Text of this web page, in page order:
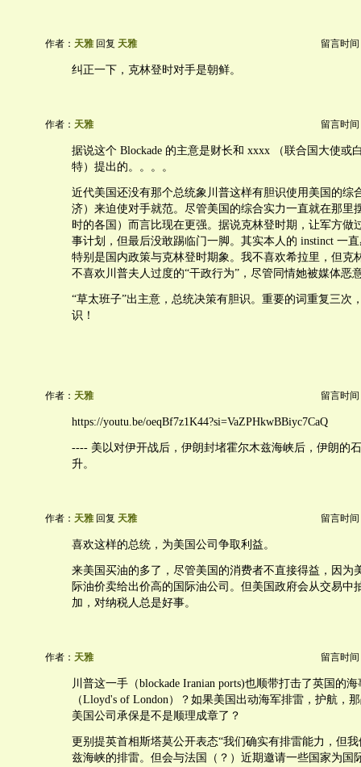
作者： 天雅 回复 天雅 留言时间
纠正一下，克林登时对手是朝鲜。
作者： 天雅 留言时间
据说这个 Blockade 的主意是财长和 xxxx （联合国大使或
特）提出的。。。。
近代美国还没有那个总统象川普这样有胆识使用美国的综
济）来迫使对手就范。尽管美国的综合实力一直就在那里
时的各国）而言比现在更强。据说克林登时期，让军方做
事计划，但最后没敢踢临门一脚。其实本人的 instinct 一
特别是国内政策与克林登时期象。我不喜欢希拉里，但克
不喜欢川普夫人过度的“干政行为”，尽管同情她被媒体恶
“草太班子”出主意，总统决策有胆识。重要的词重复三次
识！
作者： 天雅 留言时间
https://youtu.be/oeqBf7z1K44?si=VaZPHkwBBiyc7CaQ
---- 美以对伊开战后，伊朗封堵霍尔木兹海峡后，伊朗的
升。
作者： 天雅 回复 天雅 留言时间
喜欢这样的总统，为美国公司争取利益。
来美国买油的多了，尽管美国的消费者不直接得益，因为
际油价卖给出价高的国际油公司。但美国政府会从交易中
加，对纳税人总是好事。
作者： 天雅 留言时间
川普这一手（blockade Iranian ports)也顺带打击了英国的
（Lloyd's of London）？如果美国出动海军排雷，护航，
美国公司承保是不是顺理成章了？
更别提英首相斯塔莫公开表态“我们确实有排雷能力，但
兹海峡的排雷。但会与法国（？）近期邀请一些国家为国